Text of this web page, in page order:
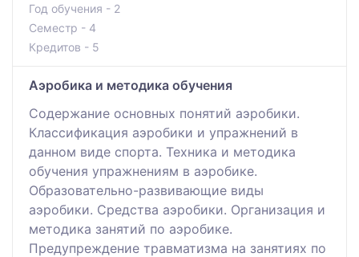
Год обучения - 2
Семестр - 4
Кредитов - 5
Аэробика и методика обучения
Содержание основных понятий аэробики.
Классификация аэробики и упражнений в
данном виде спорта. Техника и методика
обучения упражнениям в аэробике.
Образовательно-развивающие виды
аэробики. Средства аэробики. Организация и
методика занятий по аэробике.
Предупреждение травматизма на занятиях по